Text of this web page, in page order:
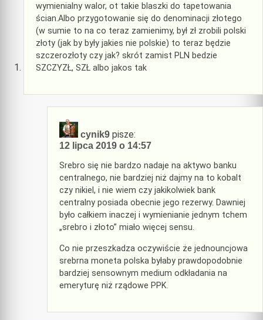
wymienialny walor, ot takie blaszki do tapetowania
ścian.Albo przygotowanie się do denominacji złotego
(w sumie to na co teraz zamienimy, był zł zrobili polski
złoty (jak by były jakies nie polskie) to teraz będzie
szczerozłoty czy jak? skrót zamist PLN bedzie
SZCZYZŁ, SZŁ albo jakos tak
cynik9 pisze:
12 lipca 2019 o 14:57
Srebro się nie bardzo nadaje na aktywo banku
centralnego, nie bardziej niż dajmy na to kobalt
czy nikiel, i nie wiem czy jakikolwiek bank
centralny posiada obecnie jego rezerwy. Dawniej
było całkiem inaczej i wymienianie jednym tchem
„srebro i złoto” miało więcej sensu.
Co nie przeszkadza oczywiście że jednouncjowa
srebrna moneta polska byłaby prawdopodobnie
bardziej sensownym medium odkładania na
emeryturę niż rządowe PPK.